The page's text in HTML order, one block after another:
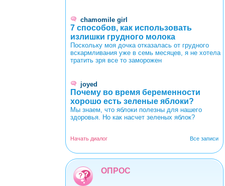
chamomile girl
7 способов, как использовать
излишки грудного молока
Поскольку моя дочка отказалась от грудного
вскармливания уже в семь месяцев, я не хотела
тратить зря все то заморожен
joyed
Почему во время беременности
хорошо есть зеленые яблоки?
Мы знаем, что яблоки полезны для нашего
здоровья. Но как насчет зеленых яблок?
Все записи
Начать диалог
ОПРОС